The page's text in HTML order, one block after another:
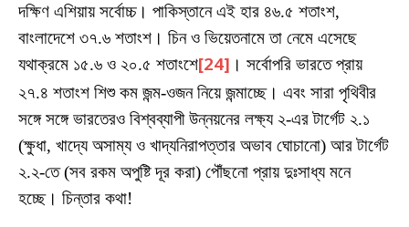
দক্ষিণ এশিয়ায় সর্বোচ্চ। পাকিস্তানে এই হার ৪৬.৫ শতাংশ,
বাংলাদেশে ৩৭.৬ শতাংশ। চিন ও ভিয়েতনামে তা নেমে এসেছে
যথাক্রমে ১৫.৬ ও ২০.৫ শতাংশে[24] । সর্বোপরি ভারতে প্রায়
২৭.৪ শতাংশ শিশু কম জন্ম-ওজন নিয়ে জন্মাচ্ছে। এবং সারা পৃথিবীর
সঙ্গে সঙ্গে ভারতেরও বিশ্বব্যাপী উন্নয়নের লক্ষ্য ২-এর টার্গেট ২.১
(ক্ষুধা, খাদ্যে অসাম্য ও খাদ্যনিরাপত্তার অভাব ঘোচানো) আর টার্গেট
২.২-তে (সব রকম অপুষ্টি দূর করা) পৌঁছনো প্রায় দুঃসাধ্য মনে
হচ্ছে। চিন্তার কথা!